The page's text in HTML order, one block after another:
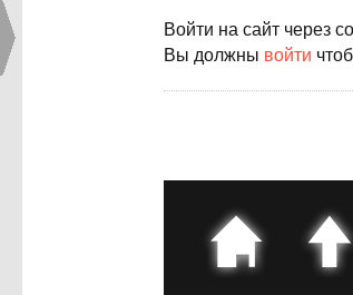
Войти на сайт через
Вы должны войти